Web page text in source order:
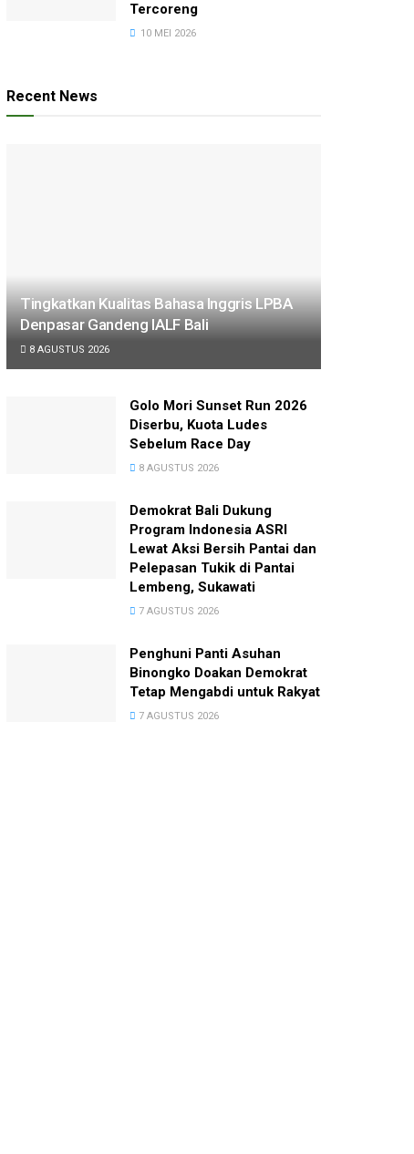
Tercoreng
10 MEI 2026
Recent News
Tingkatkan Kualitas Bahasa Inggris LPBA
Denpasar Gandeng IALF Bali
8 AGUSTUS 2026
Golo Mori Sunset Run 2026
Diserbu, Kuota Ludes
Sebelum Race Day
8 AGUSTUS 2026
Demokrat Bali Dukung
Program Indonesia ASRI
Lewat Aksi Bersih Pantai dan
Pelepasan Tukik di Pantai
Lembeng, Sukawati
7 AGUSTUS 2026
Penghuni Panti Asuhan
Binongko Doakan Demokrat
Tetap Mengabdi untuk Rakyat
7 AGUSTUS 2026